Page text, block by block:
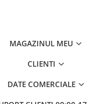
MAGAZINUL MEU
CLIENTI
DATE COMERCIALE